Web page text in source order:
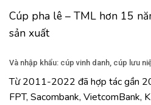
Cúp pha lê – TML hơn 15
sản xuất
Và nhập khẩu: cúp vinh danh, cúp lưu
Từ 2011-2022 đã hợp tác gần
FPT, Sacombank, VietcomBank,